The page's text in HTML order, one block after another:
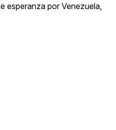
esperanza por Venezuela,